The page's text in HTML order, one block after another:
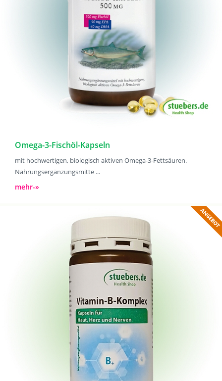
Omega-3-Fischöl-Kapseln
mit hochwertigen, biologisch aktiven Omega-3-Fettsäuren.
Nahrungsergänzungsmitte ...
mehr-»